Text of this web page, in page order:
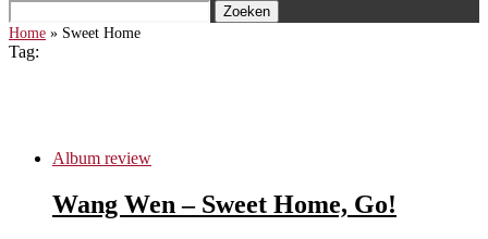
Zoeken
Home » Sweet Home
Tag:
Album review
Wang Wen – Sweet Home, Go!